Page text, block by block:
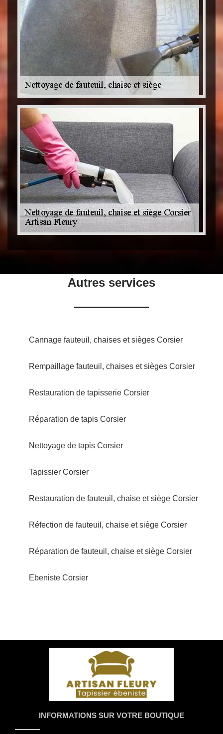
Autres services
Cannage fauteuil, chaises et sièges Corsier
Rempaillage fauteuil, chaises et sièges Corsier
Restauration de tapisserie Corsier
Réparation de tapis Corsier
Nettoyage de tapis Corsier
Tapissier Corsier
Restauration de fauteuil, chaise et siège Corsier
Réfection de fauteuil, chaise et siège Corsier
Réparation de fauteuil, chaise et siège Corsier
Ebeniste Corsier
INFORMATIONS SUR VOTRE BOUTIQUE